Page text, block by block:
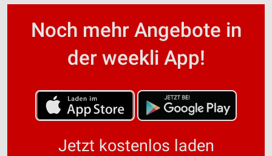
Noch mehr Angebote in
der weekli App!
Jetzt kostenlos laden